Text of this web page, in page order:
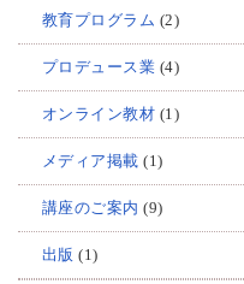
教育プログラム (2)
プロデュース業 (4)
オンライン教材 (1)
メディア掲載 (1)
講座のご案内 (9)
出版 (1)